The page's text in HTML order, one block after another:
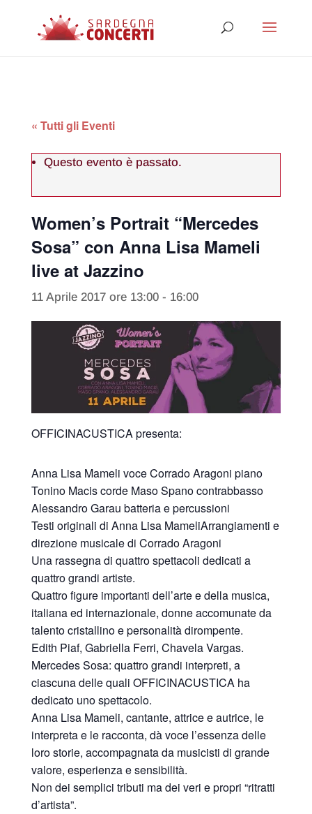
« Tutti gli Eventi
Questo evento è passato.
Women’s Portrait “Mercedes
Sosa” con Anna Lisa Mameli
live at Jazzino
11 Aprile 2017 ore 13:00- 16:00
OFFICINACUSTICA presenta:
Anna Lisa Mameli voce Corrado Aragoni piano
Tonino Macis corde Maso Spano contrabbasso
Alessandro Garau batteria e percussioni
Testi originali di Anna Lisa MameliArrangiamenti e
direzione musicale di Corrado Aragoni
Una rassegna di quattro spettacoli dedicati a
quattro grandi artiste.
Quattro figure importanti dell’arte e della musica,
italiana ed internazionale, donne accomunate da
talento cristallino e personalità dirompente.
Edith Piaf, Gabriella Ferri, Chavela Vargas.
Mercedes Sosa: quattro grandi interpreti, a
ciascuna delle quali OFFICINACUSTICA ha
dedicato uno spettacolo.
Anna Lisa Mameli, cantante, attrice e autrice, le
interpreta e le racconta, dà voce l’essenza delle
loro storie, accompagnata da musicisti di grande
valore, esperienza e sensibilità.
Non dei semplici tributi ma dei veri e propri “ritratti
d’artista”.